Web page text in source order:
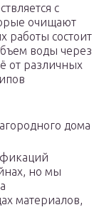
с
очищают
работы состоит
воды через
от различных
дома
но мы
материалов,